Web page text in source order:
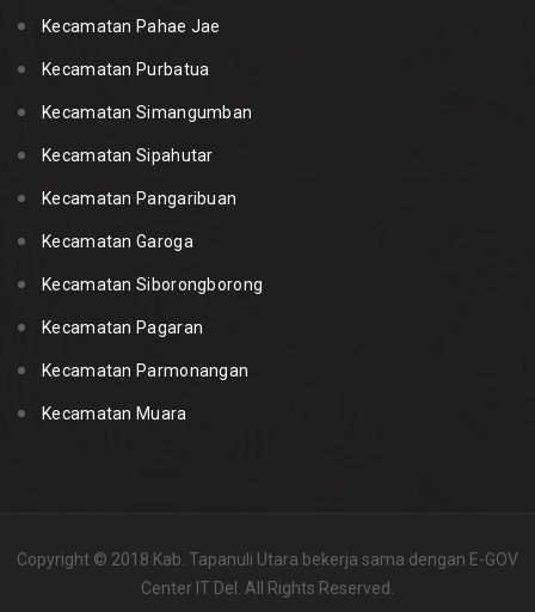
Kecamatan Pahae Jae
Kecamatan Purbatua
Kecamatan Simangumban
Kecamatan Sipahutar
Kecamatan Pangaribuan
Kecamatan Garoga
Kecamatan Siborongborong
Kecamatan Pagaran
Kecamatan Parmonangan
Kecamatan Muara
Copyright © 2018 Kab. Tapanuli Utara bekerja sama dengan E-GOV
Center IT Del. All Rights Reserved.